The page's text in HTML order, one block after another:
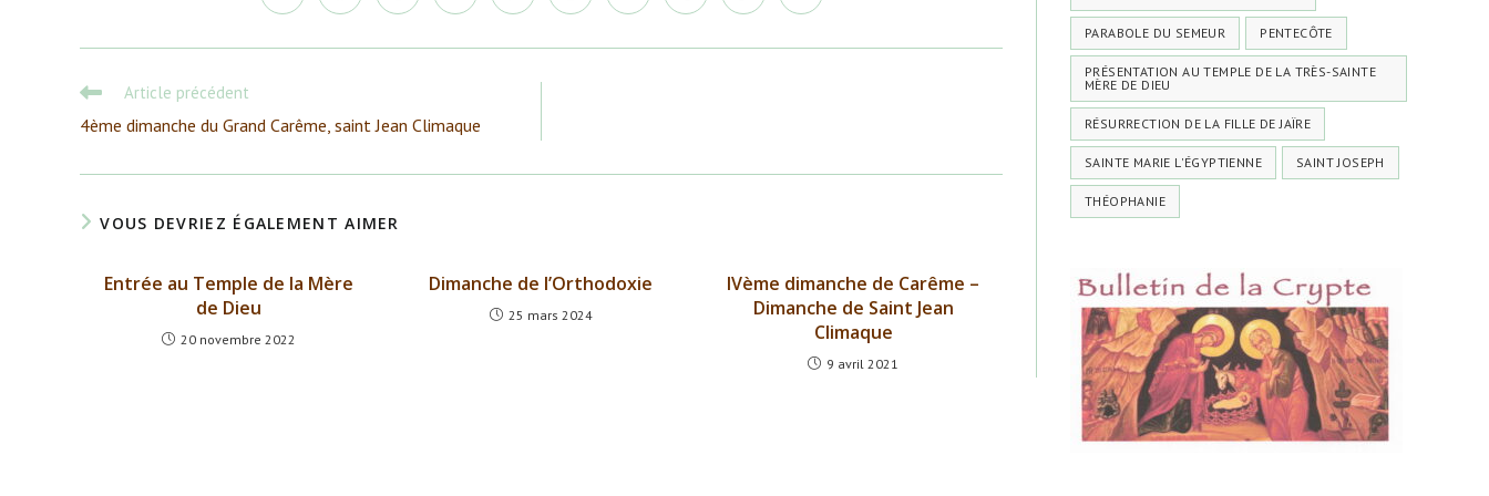
dans
autre
dans
autre
dans
autre
dans
autre
dans
autre
dans
autre
dans
autre
dans
autre
dans
autre
dans
autre
Read
articles
Article précédent
4ème dimanche du Grand Carême, saint Jean Climaque
VOUS DEVRIEZ ÉGALEMENT AIMER
Entrée au Temple de la Mère
de Dieu
20 novembre 2022
Dimanche de l’Orthodoxie
25 mars 2024
IVème dimanche de Carême –
Dimanche de Saint Jean
Climaque
9 avril 2021
PARABOLE DU SEMEUR PENTECÔTE
PRÉSENTATION AU TEMPLE DE LA TRÈS-SAINTE
MÈRE DE DIEU
RÉSURRECTION DE LA FILLE DE JAÏRE
SAINTE MARIE L'ÉGYPTIENNE SAINT JOSEPH
THÉOPHANIE